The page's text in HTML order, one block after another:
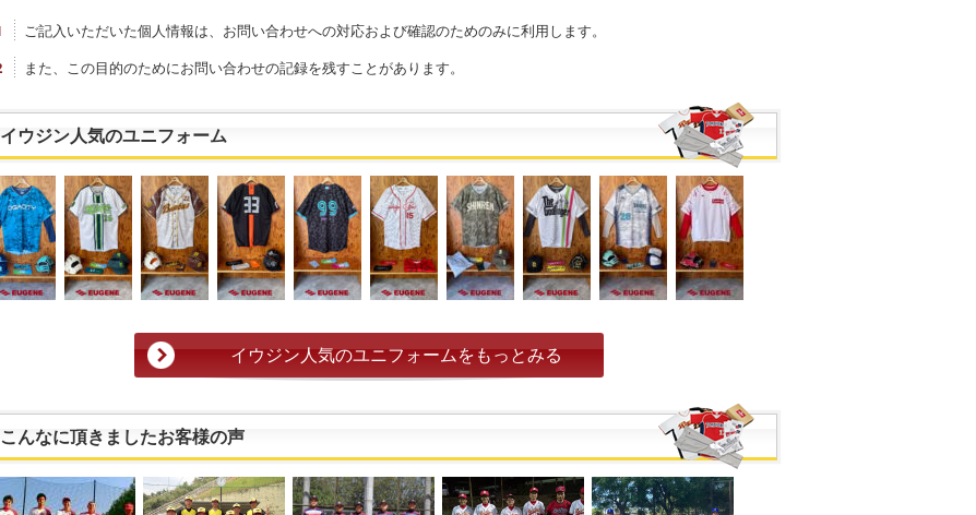
ご記入いただいた個人情報は、お問い合わせへの対応および確認のためのみに利用します。
また、この目的のためにお問い合わせの記録を残すことがあります。
イウジン人気のユニフォーム
イウジン人気のユニフォームをもっとみる
こんなに頂きましたお客様の声